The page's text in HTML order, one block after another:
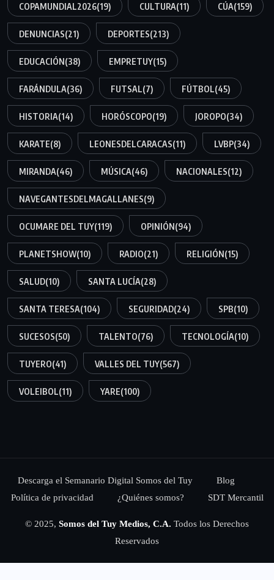
COPAMUNDIAL2026(19) CULTURA(11) CÚA(159)
DENUNCIAS(21) DEPORTES(213)
EDUCACIÓN(38) EMPRETUY(15)
FARÁNDULA(36) FUTSAL(7) FÚTBOL(45)
HISTORIA(14) HORÓSCOPO(19) JOROPO(34)
KARATE(8) LEONESDELCARACAS(11) LVBP(34)
MIRANDA(46) MÚSICA(46) NACIONALES(12)
NAVEGANTESDELMAGALLANES(9)
OCUMARE DEL TUY(119) OPINIÓN(94)
PLANETSHOW(10) RADIO(21) RELIGIÓN(15)
SALUD(10) SANTA LUCÍA(28)
SANTA TERESA(104) SEGURIDAD(24) SPB(10)
SUCESOS(50) TALENTO(76) TECNOLOGÍA(10)
TUYERO(41) VALLES DEL TUY(567)
VOLEIBOL(11) YARE(100)
Descarga el Semanario Digital Somos del Tuy
Blog
Política de privacidad
¿Quiénes somos? SDT Mercantil
© 2025, Somos del Tuy Medios, C.A. Todos los Derechos
Reservados